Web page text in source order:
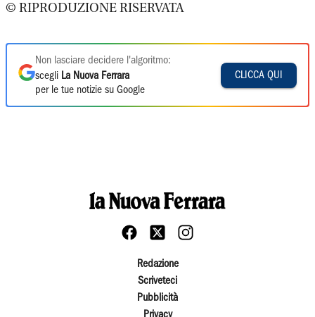
© RIPRODUZIONE RISERVATA
Non lasciare decidere l'algoritmo:
scegli La Nuova Ferrara
per le tue notizie su Google
CLICCA QUI
Redazione
Scriveteci
Pubblicità
Privacy